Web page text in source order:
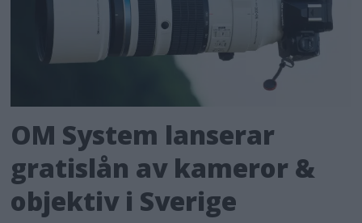
OM System lanserar
gratislån av kameror &
objektiv i Sverige